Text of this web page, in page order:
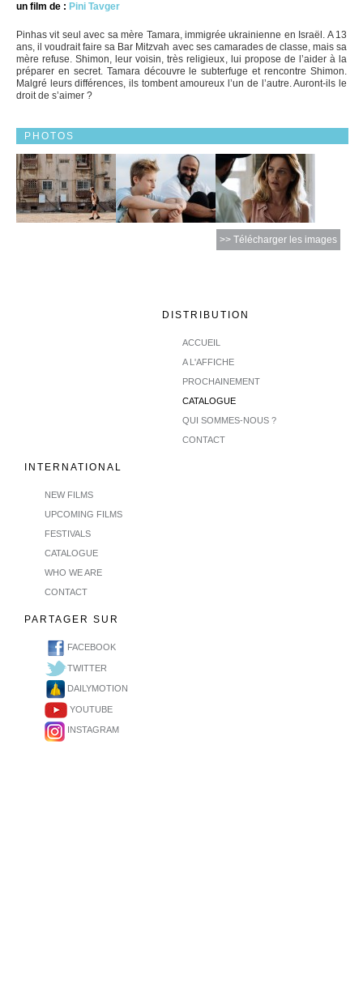
un film de : Pini Tavger
Pinhas vit seul avec sa mère Tamara, immigrée ukrainienne en Israël. A 13
ans, il voudrait faire sa Bar Mitzvah avec ses camarades de classe, mais sa
mère refuse. Shimon, leur voisin, très religieux, lui propose de l’aider à la
préparer en secret. Tamara découvre le subterfuge et rencontre Shimon.
Malgré leurs différences, ils tombent amoureux l’un de l’autre. Auront-ils le
droit de s’aimer ?
PHOTOS
>> Télécharger les images
DISTRIBUTION
ACCUEIL
A L'AFFICHE
PROCHAINEMENT
CATALOGUE
QUI SOMMES-NOUS ?
CONTACT
INTERNATIONAL
NEW FILMS
UPCOMING FILMS
FESTIVALS
CATALOGUE
WHO WE ARE
CONTACT
PARTAGER SUR
FACEBOOK
TWITTER
DAILYMOTION
YOUTUBE
INSTAGRAM